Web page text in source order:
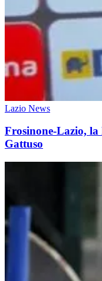
Lazio News
Frosinone-Lazio,
Gattuso